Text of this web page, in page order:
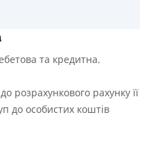
та кредитна.
розрахункового рахунку її
до особистих коштів